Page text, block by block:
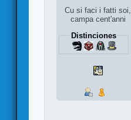
Cu si faci i fatti soi,
campa cent'anni
Distinciones